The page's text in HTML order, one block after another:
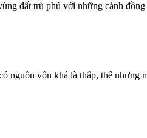
đất trù phú với những cánh
vốn khá là thấp, thế